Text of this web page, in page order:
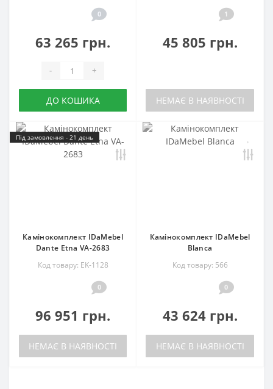
0
63 265 грн.
- +
ДО КОШИКА
1
45 805 грн.
НЕМАЄ В НАЯВНОСТІ
Під замовлення - 21 день
Камінокомплект IDaMebel
Dante Etna VA-2683
Код товару: EK-1128
0
96 951 грн.
НЕМАЄ В НАЯВНОСТІ
Камінокомплект IDaMebel
Blanca
Код товару: 566
0
43 624 грн.
НЕМАЄ В НАЯВНОСТІ